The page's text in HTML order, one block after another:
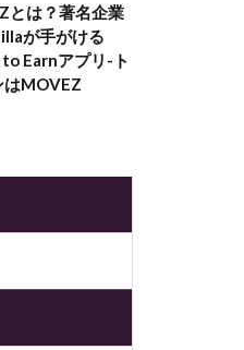
とは？著名企業
が手がける
Earnアプリ-ト
はMOVEZ